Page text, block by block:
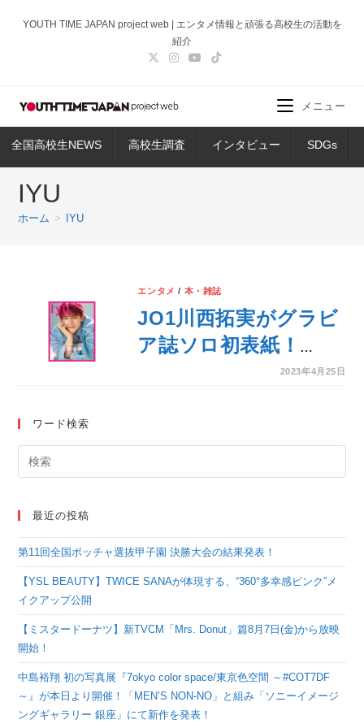
ス
ッ
YOUTH TIME JAPAN project web | エンタメ情報と頑張る高校生の活動を
紹介
全国高校生NEWS 高校生調査 インタビュー SDGs
メニュー
IYU
ホーム > IYU
エンタメ / 本・雑誌
JO1川西拓実がグラビ
ア誌ソロ初表紙！
「IYU（アイユー）」
2023年4月25日
ワード検索
最近の投稿
第11回全国ボッチャ選抜甲子園 決勝大会の結果発表！
【YSL BEAUTY】TWICE SANAが体現する、“360°多幸感ピンク”メ
イクアップ公開
【ミスタードーナツ】新TVCM「Mrs. Donut」篇8月7日(金)から放映
開始！
中島裕翔 初の写真展『7okyo color space/東京色空間 ～#COT7DF
～』が本日より開催！「MEN’S NON-NO」と組み「ソニーイメージ
ングギャラリー 銀座」にて新作を発表！